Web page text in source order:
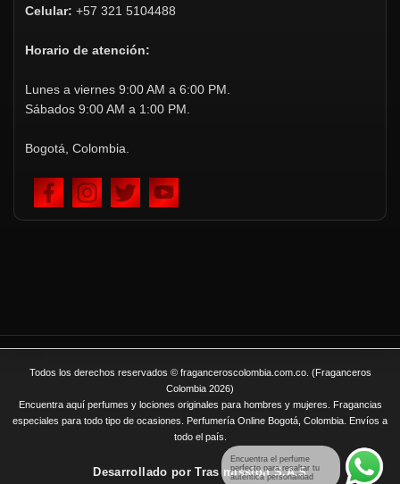
Celular: +57 321 5104488
Horario de atención:
Lunes a viernes 9:00 AM a 6:00 PM.
Sábados 9:00 AM a 1:00 PM.
Bogotá, Colombia.
Encuentra el perfume
perfecto para resaltar tu
auténtica personalidad
Todos los derechos reservados © fraganceroscolombia.com.co. (Fraganceros
Colombia 2026)
Encuentra aquí perfumes y lociones originales para hombres y mujeres. Fragancias
especiales para todo tipo de ocasiones. Perfumería Online Bogotá, Colombia. Envíos a
todo el país.
Desarrollado porTras mission S.A.S